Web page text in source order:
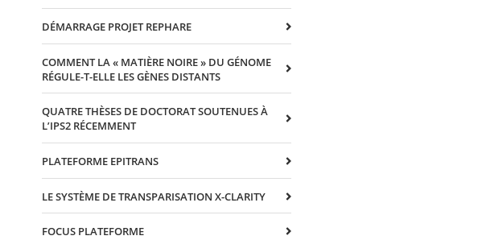
DÉMARRAGE PROJET REPHARE
COMMENT LA « MATIÈRE NOIRE » DU GÉNOME
RÉGULE-T-ELLE LES GÈNES DISTANTS
QUATRE THÈSES DE DOCTORAT SOUTENUES À
L’IPS2 RÉCEMMENT
PLATEFORME EPITRANS
LE SYSTÈME DE TRANSPARISATION X-CLARITY
FOCUS PLATEFORME